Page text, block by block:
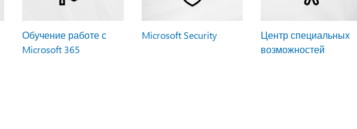
Обучение работе с
Microsoft 365
Microsoft Security
Центр специальных
возможностей